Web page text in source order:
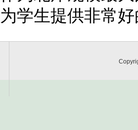
为学生提供非常